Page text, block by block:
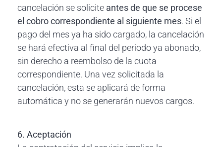
cancelación se solicite antes de que se procese
el cobro correspondiente al siguiente mes. Si el
pago del mes ya ha sido cargado, la cancelación
se hará efectiva al final del periodo ya abonado,
sin derecho a reembolso de la cuota
correspondiente. Una vez solicitada la
cancelación, esta se aplicará de forma
automática y no se generarán nuevos cargos.
6. Aceptación